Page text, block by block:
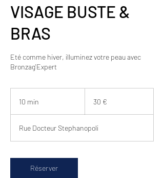
VISAGE BUSTE &
BRAS
Eté comme hiver, illuminez votre peau avec
Bronzag'Expert
10 min
i
n
30 €
Rue Docteur Stephanopoli
Réserver